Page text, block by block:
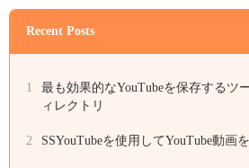
Recent Posts
1
最も効果的なYouTubeを保存するツ
ィレクトリ
2 SSYouTubeを使用してYouTube動画